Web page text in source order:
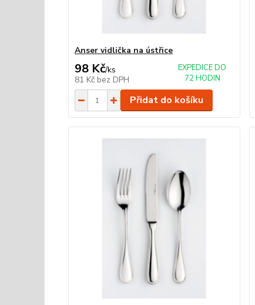
Anser vidlička na ústřice
98 Kč/ks
81 Kč bez DPH
EXPEDICE DO
72 HODIN
Přidat do košíku